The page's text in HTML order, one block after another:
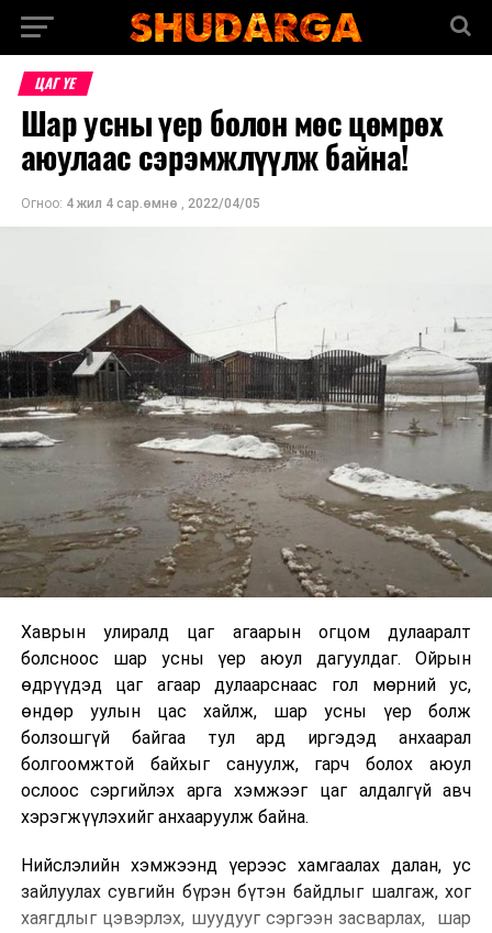
ЦАГ ҮЕ
Шар усны үер болон мөс цөмрөх
аюулаас сэрэмжлүүлж байна!
Огноо: 4 жил 4 сар.өмнө , 2022/04/05
Хаврын улиралд цаг агаарын огцом дулааралт
болсноос шар усны үер аюул дагуулдаг. Ойрын
өдрүүдэд цаг агаар дулаарснаас гол мөрний ус,
өндөр уулын цас хайлж, шар усны үер болж
болзошгүй байгаа тул ард иргэдэд анхаарал
болгоомжтой байхыг сануулж, гарч болох аюул
ослоос сэргийлэх арга хэмжээг цаг алдалгүй авч
хэрэгжүүлэхийг анхааруулж байна.
Нийслэлийн хэмжээнд үерээс хамгаалах далан, ус
зайлуулах сувгийн бүрэн бүтэн байдлыг шалгаж, хог
хаягдлыг цэвэрлэх, шуудууг сэргээн засварлах, шар